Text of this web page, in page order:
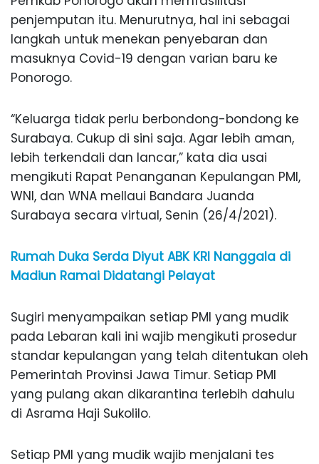
penjemputan itu. Menurutnya, hal ini sebagai
langkah untuk menekan penyebaran dan
masuknya Covid-19 dengan varian baru ke
Ponorogo.
“Keluarga tidak perlu berbondong-bondong ke
Surabaya. Cukup di sini saja. Agar lebih aman,
lebih terkendali dan lancar,” kata dia usai
mengikuti Rapat Penanganan Kepulangan PMI,
WNI, dan WNA mellaui Bandara Juanda
Surabaya secara virtual, Senin (26/4/2021).
Rumah Duka Serda Diyut ABK KRI Nanggala di
Madiun Ramai Didatangi Pelayat
Sugiri menyampaikan setiap PMI yang mudik
pada Lebaran kali ini wajib mengikuti prosedur
standar kepulangan yang telah ditentukan oleh
Pemerintah Provinsi Jawa Timur. Setiap PMI
yang pulang akan dikarantina terlebih dahulu
di Asrama Haji Sukolilo.
Setiap PMI yang mudik wajib menjalani tes